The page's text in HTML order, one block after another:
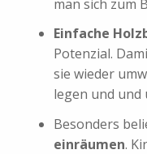
man sich zum
Einfache
Potenzial.
sie wieder
legen und und
Besonders
einräumen.